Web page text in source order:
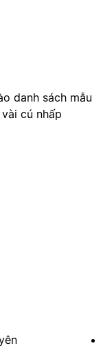
danh sách mẫu
cú nhấp